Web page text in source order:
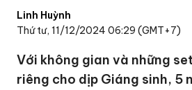
Linh Huỳnh
Thứ tư, 11/12/2024 06:29 (GMT+7)
Với không gian và những
riêng cho dịp Giáng sinh, 5